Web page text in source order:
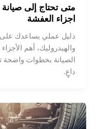
متى تحتاج إلى
اجزاء العفشة
دليل عملي يساعدك
والهيدروليك، أهم
الصيانة بخطوات واضحة
داعٍ.